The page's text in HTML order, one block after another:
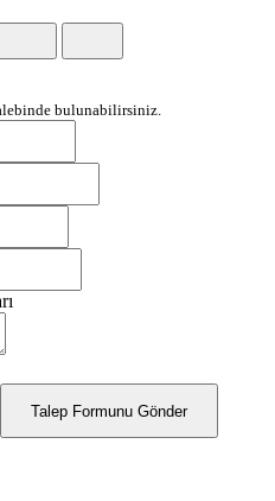
bulunabilirsiniz.
Talep Formunu Gönder